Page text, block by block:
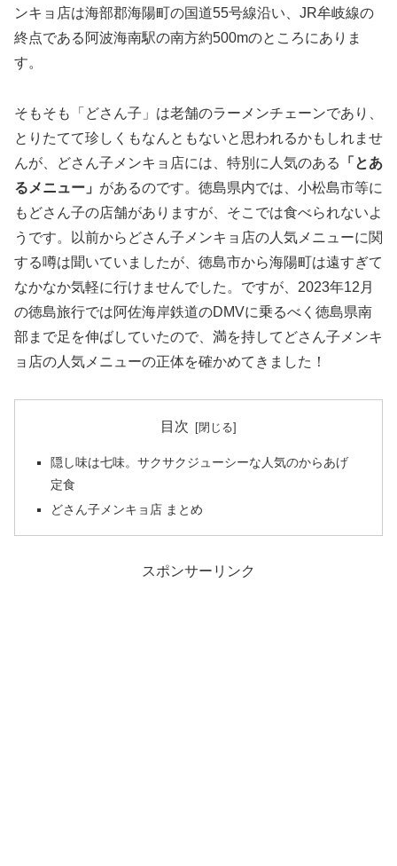
ンキョ店は海部郡海陽町の国道55号線沿い、JR牟岐線の
終点である阿波海南駅の南方約500mのところにありま
す。
そもそも「どさん子」は老舗のラーメンチェーンであり、
とりたてて珍しくもなんともないと思われるかもしれませ
んが、どさん子メンキョ店には、特別に人気のある
「とあ
るメニュー」 があるのです。徳島県内では、小松島市等に
もどさん子の店舗がありますが、そこでは食べられないよ
うです。以前からどさん子メンキョ店の人気メニューに関
する噂は聞いていましたが、徳島市から海陽町は遠すぎて
なかなか気軽に行けませんでした。ですが、2023年12月
の徳島旅行では阿佐海岸鉄道のDMVに乗るべく徳島県南
部まで足を伸ばしていたので、満を持してどさん子メンキ
ョ店の人気メニューの正体を確かめてきました！
目次
隠し味は七味。サクサクジューシーな人気のからあげ
定食
どさん子メンキョ店 まとめ
スポンサーリンク